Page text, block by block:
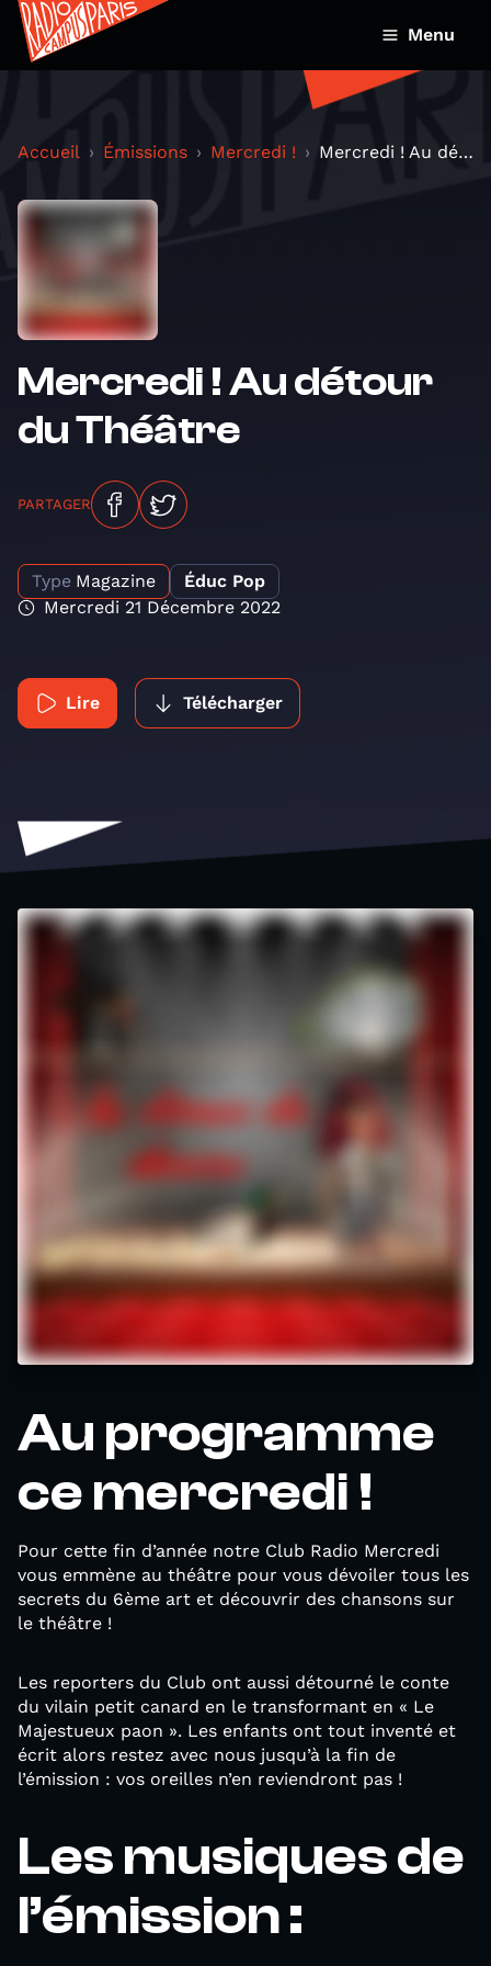
Menu
Accueil Émissions Mercredi ! Mercredi ! Au détour du Théâtre
Mercredi ! Au détour
du Théâtre
PARTAGER
Type Magazine
Éduc Pop
Mercredi 21 Décembre 2022
Lire Télécharger
Au programme
ce mercredi !
Pour cette fin d’année notre Club Radio Mercredi
vous emmène au théâtre pour vous dévoiler tous les
secrets du 6ème art et découvrir des chansons sur
le théâtre !
Les reporters du Club ont aussi détourné le conte
du vilain petit canard en le transformant en « Le
Majestueux paon ». Les enfants ont tout inventé et
écrit alors restez avec nous jusqu’à la fin de
l’émission : vos oreilles n’en reviendront pas !
Les musiques de
l’émission :